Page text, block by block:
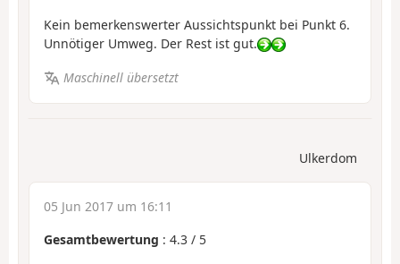
Kein bemerkenswerter Aussichtspunkt bei Punkt 6.
Unnötiger Umweg. Der Rest ist gut.
Maschinell übersetzt
Ulkerdom
05 Jun 2017 um 16:11
Gesamtbewertung : 4.3 / 5